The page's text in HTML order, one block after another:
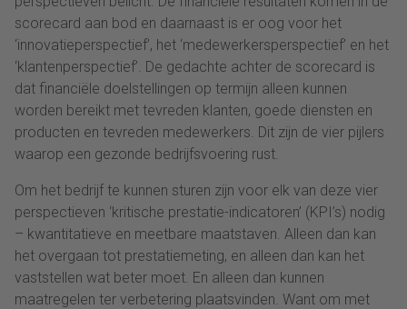
scorecard aan bod en daarnaast is er oog voor het
‘innovatieperspectief’, het ‘medewerkersperspectief’ en het
‘klantenperspectief’. De gedachte achter de scorecard is
dat financiële doelstellingen op termijn alleen kunnen
worden bereikt met tevreden klanten, goede diensten en
producten en tevreden medewerkers. Dit zijn de vier pijlers
waarop een gezonde bedrijfsvoering rust.
Om het bedrijf te kunnen sturen zijn voor elk van deze vier
perspectieven ‘kritische prestatie-indicatoren’ (KPI’s) nodig
– kwantitatieve en meetbare maatstaven. Alleen dan kan
het overgaan tot prestatiemeting, en alleen dan kan het
vaststellen wat beter moet. En alleen dan kunnen
maatregelen ter verbetering plaatsvinden. Want om met